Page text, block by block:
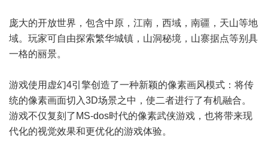
庞大的开放世界，包含中原，江南，西域，南疆，天山等地
域。玩家可自由探索繁华城镇，山洞秘境，山寨据点等别具
一格的丽景。
游戏使用虚幻4引擎创造了一种新颖的像素画风模式：将传
统的像素画面切入3D场景之中，使二者进行了有机融合。
游戏不仅复刻了MS-dos时代的像素武侠游戏，也将带来现
代化的视觉效果和更优化的游戏体验。